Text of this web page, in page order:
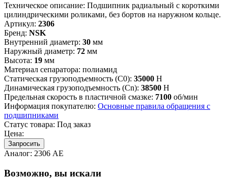
Техническое описание: Подшипник радиальный с короткими
цилиндрическими роликами, без бортов на наружном кольце.
Артикул: 2306
Бренд: NSK
Внутренний диаметр: 30 мм
Наружный диаметр: 72 мм
Высота: 19 мм
Материал сепаратора: полиамид
Статическая грузоподъемность (C0): 35000 Н
Динамическая грузоподъемность (Cn): 38500 Н
Предельная скорость в пластичной смазке: 7100 об/мин
Информация покупателю: Основные правила обращения с
подшипниками
Статус товара: Под заказ
Цена:
Запросить
Аналог: 2306 АЕ
Возможно, вы искали